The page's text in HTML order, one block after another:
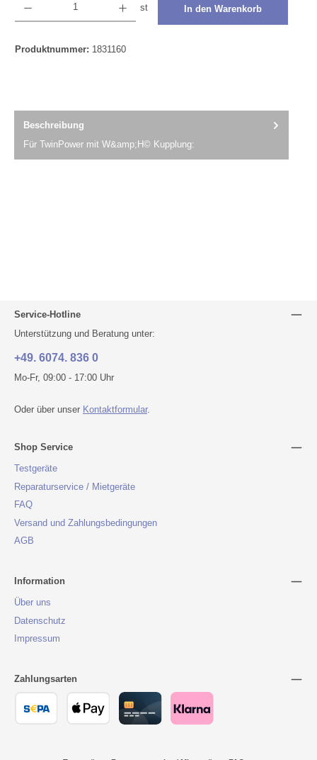
st In den Warenkorb
Produktnummer: 1831160
Beschreibung
Für TwinPower mit W&amp;H© Kupplung:
Service-Hotline
Unterstützung und Beratung unter:
+49. 6074. 836 0
Mo-Fr, 09:00 - 17:00 Uhr
Oder über unser Kontaktformular.
Shop Service
Testgeräte
Reparaturservice / Mietgeräte
FAQ
Versand und Zahlungsbedingungen
AGB
Information
Über uns
Datenschutz
Impressum
Zahlungsarten